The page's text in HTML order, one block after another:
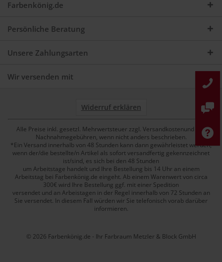
Farbenkönig.de
Persönliche Beratung
Unsere Zahlungsarten
Wir versenden mit
Widerruf erklären
Alle Preise inkl. gesetzl. Mehrwertsteuer zzgl. Versandkostenund ggf.
Nachnahmegebühren, wenn nicht anders beschrieben.
*Ein Versand innerhalb von 48 Stunden kann dann gewährleistet werden,
wenn der/die bestellte/n Artikel als sofort versandfertig gekennzeichnet
ist/sind, es sich bei den 48 Stunden
um Arbeitstage handelt und Ihre Bestellung bis 14 Uhr an einem
Arbeitstag bei Farbenkönig.de eingeht. Ab einem Warenwert von circa
300€ wird Ihre Bestellung ggf. mit einer Spedition
versendet und an Arbeistagen in der Regel innerhalb von 72 Stunden an
Sie versendet. In diesem Fall würden wir Sie telefonisch vorab darüber
informieren.
© 2026 Farbenkönig.de - Ihr Farbraum Metzler & Block GmbH